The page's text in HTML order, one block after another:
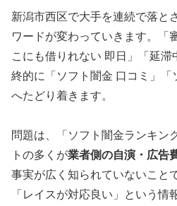
新潟市西区で大手を連続で落と
ワードが変わっていきます。「
こにも借りれない 即日」「延
終的に「ソフト闇金 口コミ」「
へたどり着きます。
問題は、「ソフト闇金ランキン
トの多くが業者側の自演・広告
事実が広く知られていないこと
「レイスが対応良い」という情